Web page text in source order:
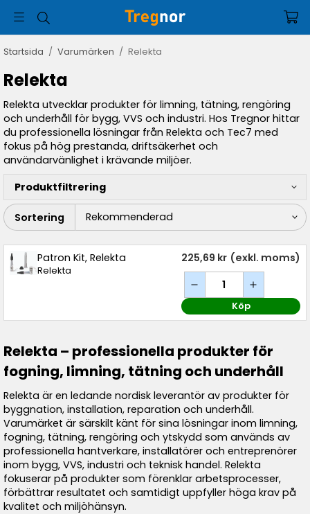
Startsida / Varumärken / Relekta
Relekta
Relekta utvecklar produkter för limning, tätning, rengöring
och underhåll för bygg, VVS och industri. Hos Tregnor hittar
du professionella lösningar från Relekta och Tec7 med
fokus på hög prestanda, driftsäkerhet och
användarvänlighet i krävande miljöer.
Produktfiltrering
Sortering
Patron Kit, Relekta
Relekta
225,69 kr (exkl. moms)
Köp
Relekta – professionella produkter för
fogning, limning, tätning och underhåll
Relekta är en ledande nordisk leverantör av produkter för
byggnation, installation, reparation och underhåll.
Varumärket är särskilt känt för sina lösningar inom limning,
fogning, tätning, rengöring och ytskydd som används av
professionella hantverkare, installatörer och entreprenörer
inom bygg, VVS, industri och teknisk handel. Relekta
fokuserar på produkter som förenklar arbetsprocesser,
förbättrar resultatet och samtidigt uppfyller höga krav på
kvalitet och miljöhänsyn.